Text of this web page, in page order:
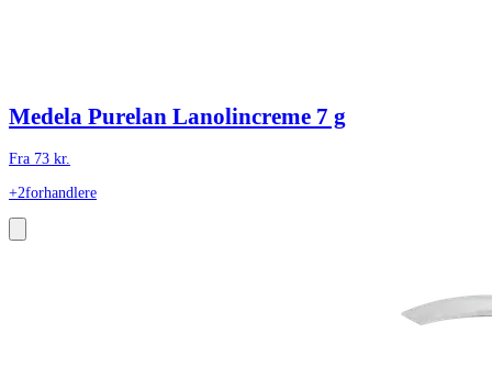
Medela Purelan Lanolincreme 7 g
Fra 73 kr.
+2forhandlere